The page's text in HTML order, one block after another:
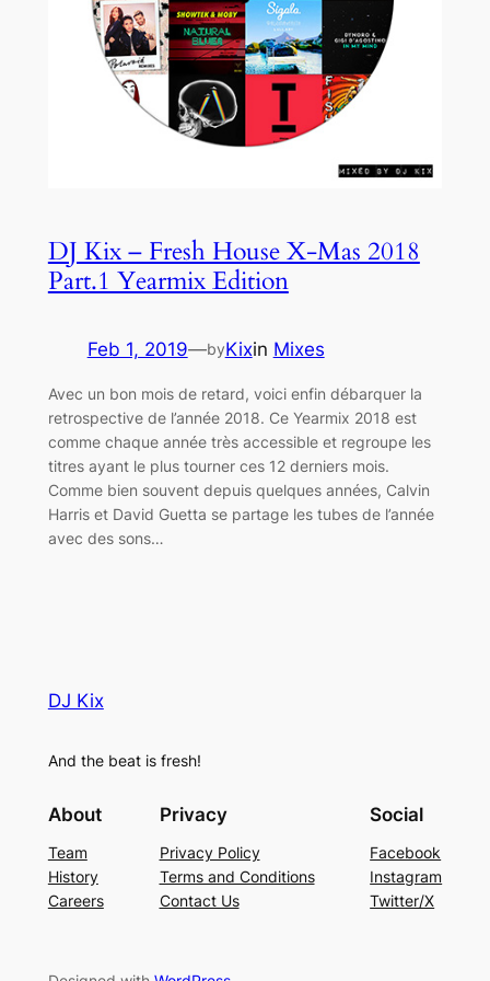
DJ Kix – Fresh House X-Mas 2018
Part.1 Yearmix Edition
Feb 1, 2019—byKixin Mixes
Avec un bon mois de retard, voici enfin débarquer la
retrospective de l’année 2018. Ce Yearmix 2018 est
comme chaque année très accessible et regroupe les
titres ayant le plus tourner ces 12 derniers mois.
Comme bien souvent depuis quelques années, Calvin
Harris et David Guetta se partage les tubes de l’année
avec des sons…
DJ Kix
And the beat is fresh!
About
Team
History
Careers
Privacy
Privacy Policy
Terms and Conditions
Contact Us
Social
Facebook
Instagram
Twitter/X